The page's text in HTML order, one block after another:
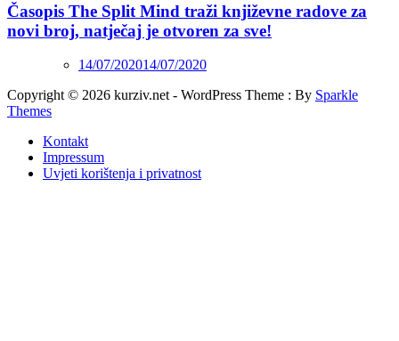
Časopis The Split Mind traži književne radove za
novi broj, natječaj je otvoren za sve!
14/07/202014/07/2020
Copyright © 2026 kurziv.net - WordPress Theme : By Sparkle
Themes
Kontakt
Impressum
Uvjeti korištenja i privatnost